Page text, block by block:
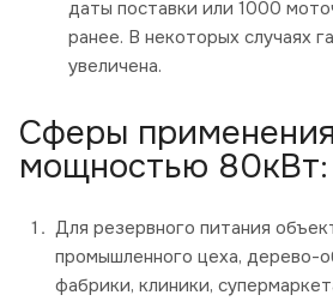
даты поставки или 1000
ранее. В некоторых случаях
увеличена.
Сферы
мощностью 80кВт:
Для резервного питания
промышленного цеха, дерево-
фабрики, клиники,